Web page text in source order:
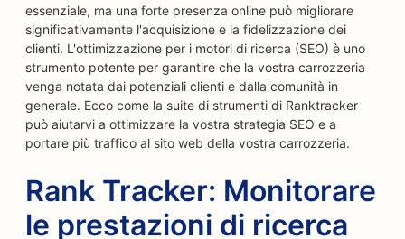
essenziale, ma una forte presenza online può migliorare
significativamente l'acquisizione e la fidelizzazione dei
clienti. L'ottimizzazione per i motori di ricerca (SEO) è uno
strumento potente per garantire che la vostra carrozzeria
venga notata dai potenziali clienti e dalla comunità in
generale. Ecco come la suite di strumenti di Ranktracker
può aiutarvi a ottimizzare la vostra strategia SEO e a
portare più traffico al sito web della vostra carrozzeria.
Rank Tracker: Monitorare
le prestazioni di ricerca